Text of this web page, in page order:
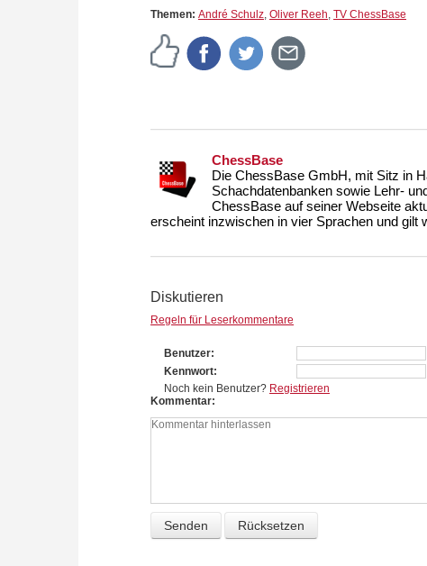
Themen: André Schulz, Oliver Reeh, TV ChessBase
ChessBase
Die ChessBase GmbH, mit Sitz in
Schachdatenbanken sowie Lehr-
ChessBase auf seiner Webseite
erscheint inzwischen in vier Sprachen und gilt
Diskutieren
Regeln für Leserkommentare
Benutzer
Kennwort
Noch kein Benutzer? Registrieren
Kommentar